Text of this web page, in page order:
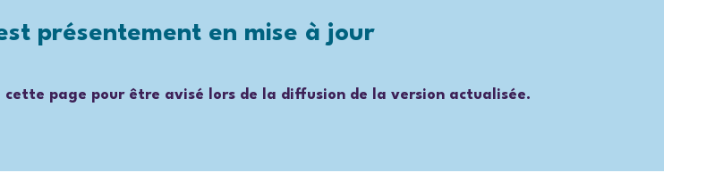
présentement en mise à jour
page pour être avisé lors de la diffusion de la version actualisée.